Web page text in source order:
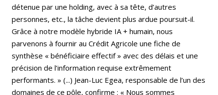
détenue par une holding, avec à sa tête, d’autres
personnes, etc., la tâche devient plus ardue poursuit-il.
Grâce à notre modèle hybride IA + humain, nous
parvenons à fournir au Crédit Agricole une fiche de
synthèse « bénéficiaire effectif » avec des délais et une
précision de l’information requise extrêmement
performants. » (...) Jean-Luc Egea, responsable de l’un des
domaines de ce pôle, confirme : « Nous sommes